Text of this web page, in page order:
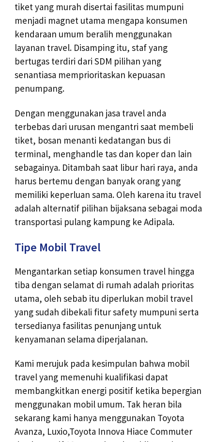
tiket yang murah disertai fasilitas mumpuni
menjadi magnet utama mengapa konsumen
kendaraan umum beralih menggunakan
layanan travel. Disamping itu, staf yang
bertugas terdiri dari SDM pilihan yang
senantiasa memprioritaskan kepuasan
penumpang.
Dengan menggunakan jasa travel anda
terbebas dari urusan mengantri saat membeli
tiket, bosan menanti kedatangan bus di
terminal, menghandle tas dan koper dan lain
sebagainya. Ditambah saat libur hari raya, anda
harus bertemu dengan banyak orang yang
memiliki keperluan sama. Oleh karena itu travel
adalah alternatif pilihan bijaksana sebagai moda
transportasi pulang kampung ke Adipala.
Tipe Mobil Travel
Mengantarkan setiap konsumen travel hingga
tiba dengan selamat di rumah adalah prioritas
utama, oleh sebab itu diperlukan mobil travel
yang sudah dibekali fitur safety mumpuni serta
tersedianya fasilitas penunjang untuk
kenyamanan selama diperjalanan.
Kami merujuk pada kesimpulan bahwa mobil
travel yang memenuhi kualifikasi dapat
membangkitkan energi positif ketika bepergian
menggunakan mobil umum. Tak heran bila
sekarang kami hanya menggunakan Toyota
Avanza, Luxio,Toyota Innova Hiace Commuter